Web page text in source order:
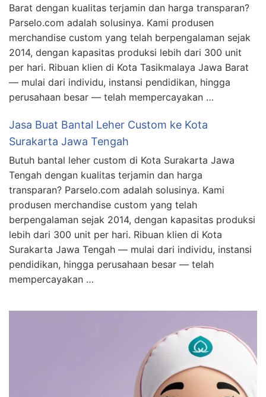
Barat dengan kualitas terjamin dan harga transparan?
Parselo.com adalah solusinya. Kami produsen
merchandise custom yang telah berpengalaman sejak
2014, dengan kapasitas produksi lebih dari 300 unit
per hari. Ribuan klien di Kota Tasikmalaya Jawa Barat
— mulai dari individu, instansi pendidikan, hingga
perusahaan besar — telah mempercayakan …
Jasa Buat Bantal Leher Custom ke Kota
Surakarta Jawa Tengah
Butuh bantal leher custom di Kota Surakarta Jawa
Tengah dengan kualitas terjamin dan harga
transparan? Parselo.com adalah solusinya. Kami
produsen merchandise custom yang telah
berpengalaman sejak 2014, dengan kapasitas produksi
lebih dari 300 unit per hari. Ribuan klien di Kota
Surakarta Jawa Tengah — mulai dari individu, instansi
pendidikan, hingga perusahaan besar — telah
mempercayakan …